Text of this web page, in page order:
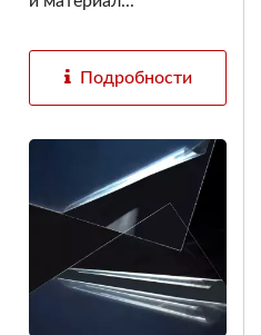
Подробности